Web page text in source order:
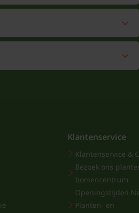
Klantenservice
Klantenservice &
Bezoek ons
bomencentrum
Openingstijden
Planten- en